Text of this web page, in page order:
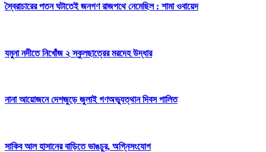
স্বৈরাচারের পতন ঘটাতেই জনগণ রাজপথে নেমেছিল : শামা ওবায়েদ
যমুনা নদীতে নিখোঁজ ২ স্কুলছাত্রের মরদেহ উদ্ধার
নানা আয়োজনে দেশজুড়ে জুলাই গণঅভ্যুত্থান দিবস পালিত
সাকিব আল হাসানের বাড়িতে ভাঙচুর, অগ্নিসংযোগ